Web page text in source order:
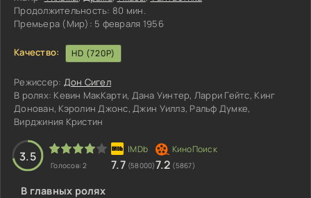
Продолжительность: 80 мин.
Премьера (Мир): 5 февраля 1956
Качество: HD (720P)
Режиссер: Дон Сигел
В ролях: Кевин МакКарти, Дана Уинтер, Ларри Гейтс, Кинг
Донован, Кэролин Джонс, Джин Уиллз, Ральф Думке,
Вирджиния Кристин
3.5
Голосов:2
4
5
7.7 (58000)7.2 (5867)
В главных ролях